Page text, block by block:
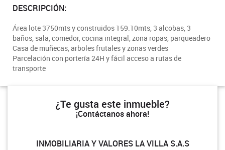
DESCRIPCIÓN:
Área lote 3750mts y construidos 159.10mts, 3 alcobas, 3
baños, sala, comedor, cocina integral, zona ropas, parqueadero
Casa de muñecas, arboles frutales y zonas verdes
Parcelación con portería 24H y fácil acceso a rutas de
transporte
¿Te gusta este inmueble?
¡Contáctanos ahora!
INMOBILIARIA Y VALORES LA VILLA S.A.S